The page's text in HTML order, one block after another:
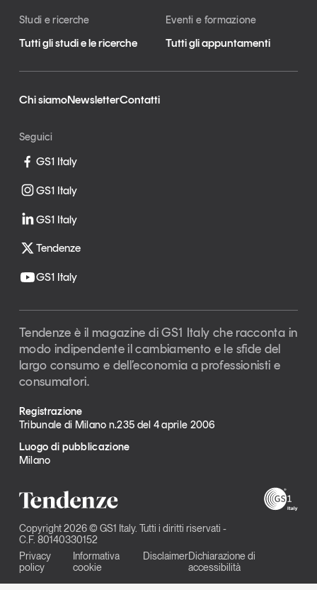
Studi e ricerche
Tutti gli studi e le ricerche
Eventi e formazione
Tutti gli appuntamenti
Chi siamoNewsletterContatti
Seguici
GS1 Italy
GS1 Italy
GS1 Italy
Tendenze
GS1 Italy
Tendenze è il magazine di GS1 Italy che racconta in
modo indipendente il cambiamento e le sfide del
largo consumo e dell’economia a professionisti e
consumatori.
Registrazione
Tribunale di Milano n.235 del 4 aprile 2006
Luogo di pubblicazione
Milano
Copyright 2026 © GS1 Italy. Tutti i diritti riservati -
C.F. 80140330152
Privacy
policy
Informativa
cookie
DisclaimerDichiarazione di
accessibilità